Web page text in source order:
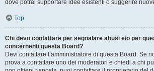
dove potrai supportare idee esistenti o suggerire
Top
Chi devo contattare per segnalare abusi e/o per
concernenti questa Board?
Devi contattare l’amministratore di questa Board. Se
prova a contattare uno dei moderatori e chiedi a chi